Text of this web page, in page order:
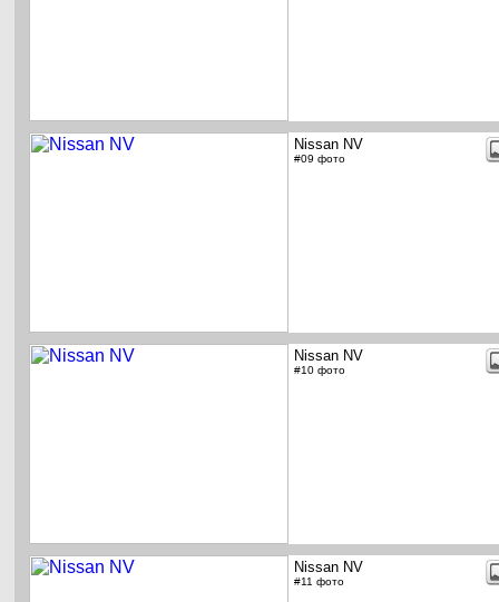
Nissan NV
#09 фото
Nissan NV
#10 фото
Nissan NV
#11 фото